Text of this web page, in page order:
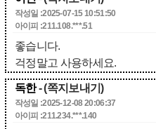
작성일 :2025-07-15 10:51:50
아이피 :211.108.***.51
좋습니다.
걱정말고 사용하세요.
독한- (쪽지보내기)
작성일 :2025-12-08 20:06:37
아이피 :211.234.***.140